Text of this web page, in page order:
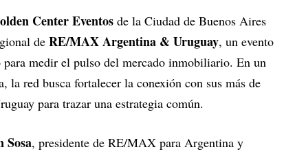
Center Eventos de la Ciudad de Buenos Aires
de RE/MAX Argentina & Uruguay, un evento
medir el pulso del mercado inmobiliario. En un
la red busca fortalecer la conexión con sus más de
para trazar una estrategia común.
Sosa, presidente de RE/MAX para Argentina y